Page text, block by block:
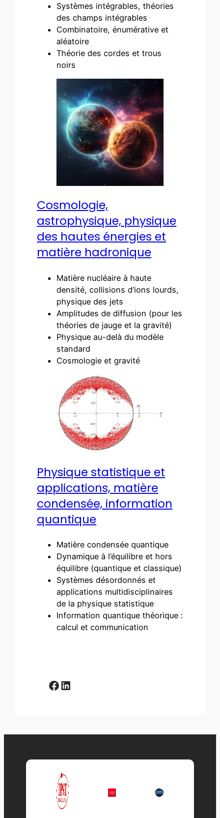
Facebook LinkedIn
Systèmes intégrables, théories
des champs intégrables
Combinatoire, énumérative et
aléatoire
Théorie des cordes et trous
noirs
Cosmologie,
astrophysique, physique
des hautes énergies et
matière hadronique
Matière nucléaire à haute
densité, collisions d’ions lourds,
physique des jets
Amplitudes de diffusion (pour les
théories de jauge et la gravité)
Physique au-delà du modèle
standard
Cosmologie et gravité
Physique statistique et
applications, matière
condensée, information
quantique
Matière condensée quantique
Dynamique à l’équilibre et hors
équilibre (quantique et classique)
Systèmes désordonnés et
applications multidisciplinaires
de la physique statistique
Information quantique théorique :
calcul et communication